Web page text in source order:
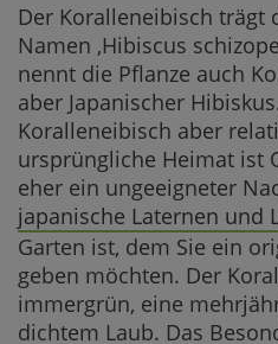
Der Koralleneibisch trägt
Namen ‚Hibiscus
nennt die Pflanze auch
aber Japanischer
Koralleneibisch aber
ursprüngliche Heimat ist
eher ein ungeeigneter
japanische Laternen und
Garten ist, dem Sie ein
geben möchten. Der
immergrün, eine
dichtem Laub. Das